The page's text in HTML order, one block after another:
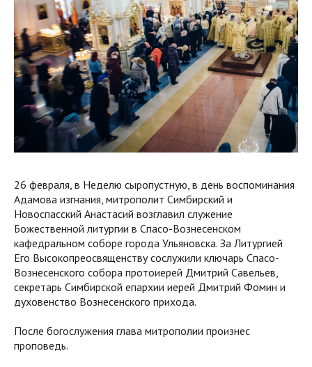
26 февраля, в Неделю сыропустную, в день воспоминания
Адамова изгнания, митрополит Симбирский и
Новоспасский Анастасий возглавил служение
Божественной литургии в Спасо-Вознесенском
кафедральном соборе города Ульяновска. За Литургией
Его Высокопреосвященству сослужили ключарь Спасо-
Вознесенского собора протоиерей Дмитрий Савельев,
секретарь Симбирской епархии иерей Дмитрий Фомин и
духовенство Вознесенского прихода.
После богослужения глава митрополии произнес
проповедь.